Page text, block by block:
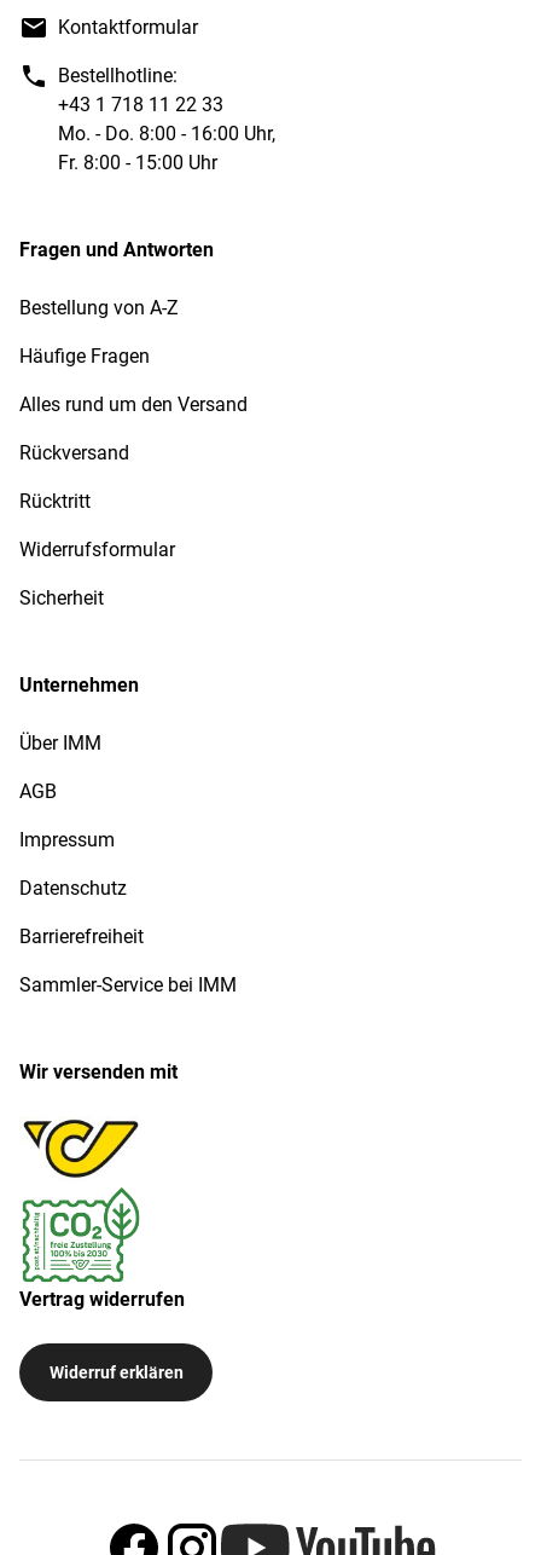
Kontaktformular
Bestellhotline:
+43 1 718 11 22 33
Mo. - Do. 8:00 - 16:00 Uhr,
Fr. 8:00 - 15:00 Uhr
Fragen und Antworten
Bestellung von A-Z
Häufige Fragen
Alles rund um den Versand
Rückversand
Rücktritt
Widerrufsformular
Sicherheit
Unternehmen
Über IMM
AGB
Impressum
Datenschutz
Barrierefreiheit
Sammler-Service bei IMM
Wir versenden mit
Vertrag widerrufen
Widerruf erklären